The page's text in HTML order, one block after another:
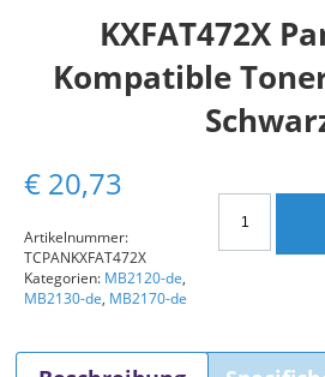
KXFAT472X
Kompatible
€ 20,73
Panasonic
Menge
Artikelnummer:
TCPANKXFAT472X
Kategorien: MB2120-de,
MB2130-de, MB2170-de